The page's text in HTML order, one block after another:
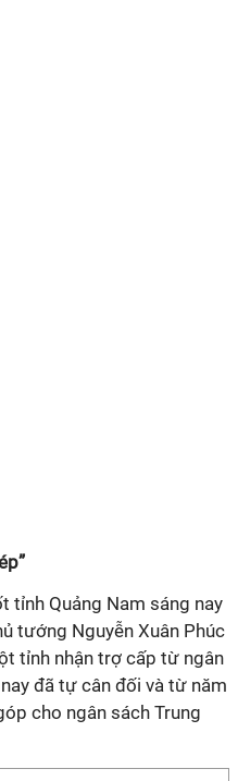
tỉnh Quảng Nam sáng nay
tướng Nguyễn Xuân Phúc
tỉnh nhận trợ cấp từ ngân
đã tự cân đối và từ năm
cho ngân sách Trung